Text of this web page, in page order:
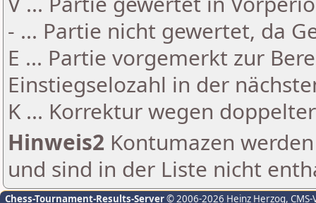
- ... Partie nicht gewertet, da
E ... Partie vorgemerkt zur
Einstiegselozahl in der
K ... Korrektur wegen
Hinweis2 Kontumazen
und sind in der Liste nicht
Chess-Tournament-Results-Server© 2006-2026 Heinz Herzog,